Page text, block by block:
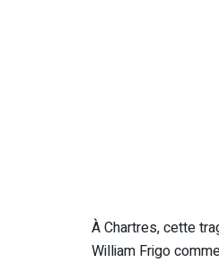
À Chartres, cette
William Frigo